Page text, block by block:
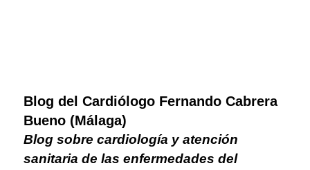
Blog del Cardiólogo Fernando Cabrera
Bueno (Málaga)
Blog sobre cardiología y atención
sanitaria de las enfermedades del